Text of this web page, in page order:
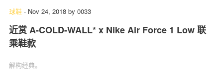
球鞋 - Nov 24, 2018 by 0033
近赏 A-COLD-WALL* x Nike Air Force 1 Low 联
乘鞋款
解构经典。